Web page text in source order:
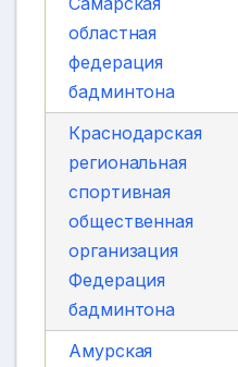
областная
федерация
бадминтона
Краснодарская
региональная
спортивная
общественная
организация
Федерация
бадминтона
Амурская